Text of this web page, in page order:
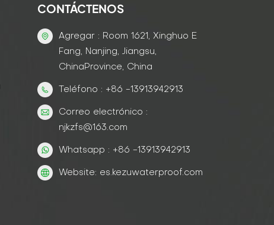
CONTÁCTENOS
Agregar : Room 1621, Xinghuo E
Fang, Nanjing, Jiangsu,
ChinaProvince, China
Teléfono : +86 -13913942913
Correo electrónico :
njkzfs@163.com
Whatsapp : +86 -13913942913
Website: es.kezuwaterproof.com